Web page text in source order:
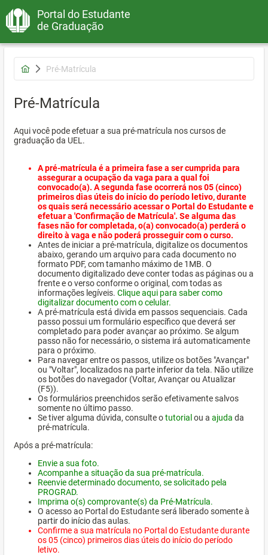
Portal do Estudante
de Graduação
Pré-Matrícula
Pré-Matrícula
Aqui você pode efetuar a sua pré-matrícula nos cursos de
graduação da UEL.
A pré-matrícula é a primeira fase a ser cumprida para
assegurar a ocupação da vaga para a qual foi
convocado(a). A segunda fase ocorrerá nos 05 (cinco)
primeiros dias úteis do início do período letivo, durante
os quais será necessário acessar o Portal do Estudante e
efetuar a 'Confirmação de Matrícula'. Se alguma das
fases não for completada, o(a) convocado(a) perderá o
direito à vaga e não poderá prosseguir com o curso.
Antes de iniciar a pré-matrícula, digitalize os documentos
abaixo, gerando um arquivo para cada documento no
formato PDF, com tamanho máximo de 1MB. O
documento digitalizado deve conter todas as páginas ou a
frente e o verso conforme o original, com todas as
informações legíveis. Clique aqui para saber como
digitalizar documento com o celular.
A pré-matrícula está divida em passos sequenciais. Cada
passo possui um formulário específico que deverá ser
completado para poder avançar ao próximo. Se algum
passo não for necessário, o sistema irá automaticamente
para o próximo.
Para navegar entre os passos, utilize os botões "Avançar"
ou "Voltar", localizados na parte inferior da tela. Não utilize
os botões do navegador (Voltar, Avançar ou Atualizar
(F5)).
Os formulários preenchidos serão efetivamente salvos
somente no último passo.
Se tiver alguma dúvida, consulte otutorial ou a ajuda da
pré-matrícula.
Após a pré-matrícula:
Envie a sua foto.
Acompanhe a situação da sua pré-matrícula.
Reenvie determinado documento, se solicitado pela
PROGRAD.
Imprima o(s) comprovante(s) da Pré-Matrícula.
O acesso ao Portal do Estudante será liberado somente à
partir do início das aulas.
Confirme a sua matrícula no Portal do Estudante durante
os 05 (cinco) primeiros dias úteis do início do período
letivo.